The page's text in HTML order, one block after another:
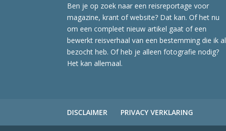
Ben je op zoek naar een reisreportage voor
magazine, krant of website? Dat kan. Of het nu
om een compleet nieuw artikel gaat of een
bewerkt reisverhaal van een bestemming die ik al
bezocht heb. Of heb je alleen fotografie nodig?
Het kan allemaal.
DISCLAIMER PRIVACY VERKLARING